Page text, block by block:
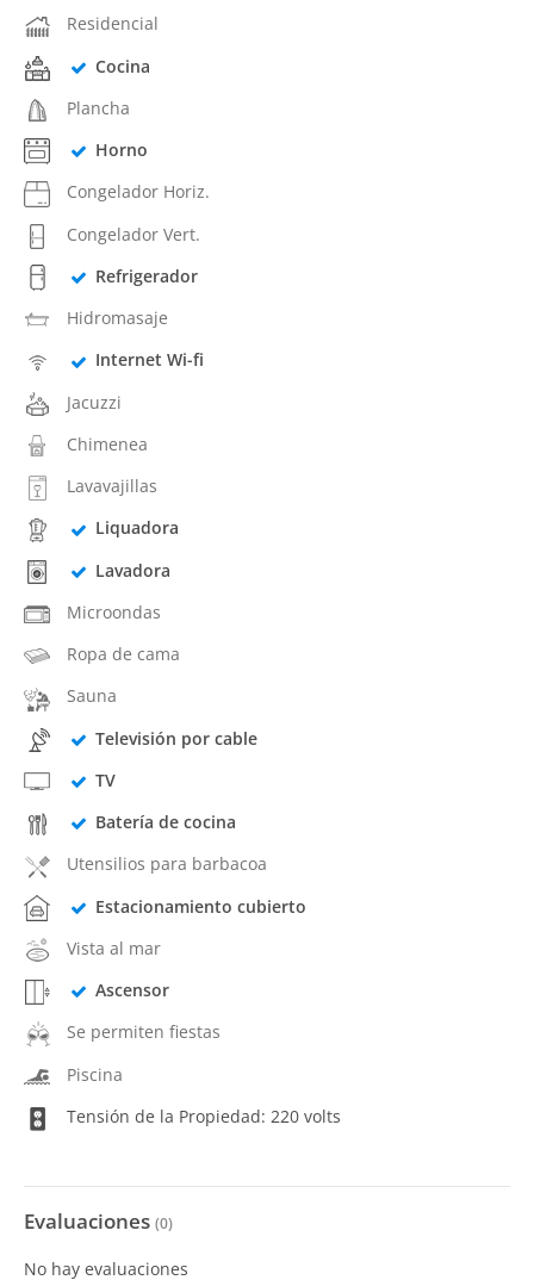
Residencial
Cocina
Plancha
Horno
Congelador Horiz.
Congelador Vert.
Refrigerador
Hidromasaje
Internet Wi-fi
Jacuzzi
Chimenea
Lavavajillas
Liquadora
Lavadora
Microondas
Ropa de cama
Sauna
Televisión por cable
TV
Batería de cocina
Utensilios para barbacoa
Estacionamiento cubierto
Vista al mar
Ascensor
Se permiten fiestas
Piscina
Tensión de la Propiedad: 220 volts
Evaluaciones (0)
No hay evaluaciones